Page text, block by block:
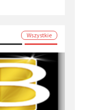
Wszystkie